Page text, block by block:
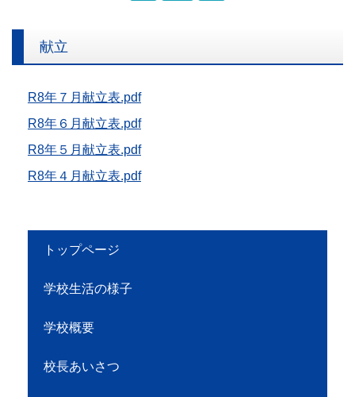
トップページ
学校生活の様子
学校概要
校長あいさつ
献立
R8年７月献立表.pdf
R8年６月献立表.pdf
R8年５月献立表.pdf
R8年４月献立表.pdf